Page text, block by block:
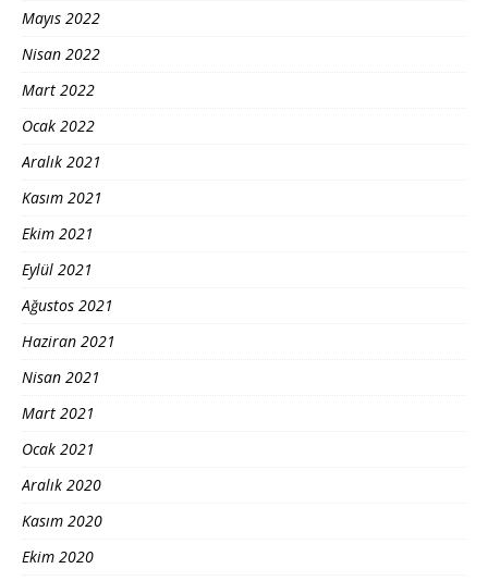
Mayıs 2022
Nisan 2022
Mart 2022
Ocak 2022
Aralık 2021
Kasım 2021
Ekim 2021
Eylül 2021
Ağustos 2021
Haziran 2021
Nisan 2021
Mart 2021
Ocak 2021
Aralık 2020
Kasım 2020
Ekim 2020